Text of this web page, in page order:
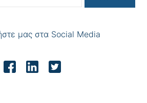
μας στα Social Media